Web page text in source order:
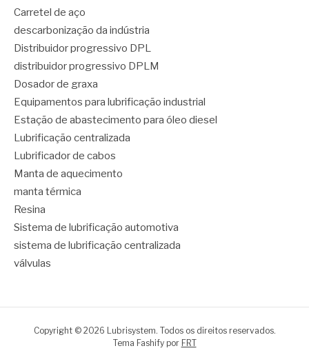
Carretel de aço
descarbonização da indústria
Distribuidor progressivo DPL
distribuidor progressivo DPLM
Dosador de graxa
Equipamentos para lubrificação industrial
Estação de abastecimento para óleo diesel
Lubrificação centralizada
Lubrificador de cabos
Manta de aquecimento
manta térmica
Resina
Sistema de lubrificação automotiva
sistema de lubrificação centralizada
válvulas
Copyright © 2026 Lubrisystem. Todos os direitos reservados.
Tema Fashify por FRT